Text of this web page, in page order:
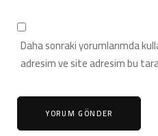
Daha sonraki yorumlarımda
adresim ve site adresim bu